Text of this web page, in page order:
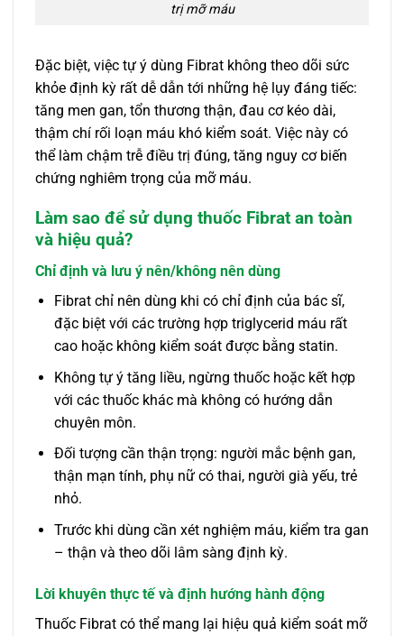
trị mỡ máu
Đặc biệt, việc tự ý dùng Fibrat không theo dõi sức
khỏe định kỳ rất dễ dẫn tới những hệ lụy đáng tiếc:
tăng men gan, tổn thương thận, đau cơ kéo dài,
thậm chí rối loạn máu khó kiểm soát. Việc này có
thể làm chậm trễ điều trị đúng, tăng nguy cơ biến
chứng nghiêm trọng của mỡ máu.
Làm sao để sử dụng thuốc Fibrat an toàn
và hiệu quả?
Chỉ định và lưu ý nên/không nên dùng
Fibrat chỉ nên dùng khi có chỉ định của bác sĩ,
đặc biệt với các trường hợp triglycerid máu rất
cao hoặc không kiểm soát được bằng statin.
Không tự ý tăng liều, ngừng thuốc hoặc kết hợp
với các thuốc khác mà không có hướng dẫn
chuyên môn.
Đối tượng cần thận trọng: người mắc bệnh gan,
thận mạn tính, phụ nữ có thai, người già yếu, trẻ
nhỏ.
Trước khi dùng cần xét nghiệm máu, kiểm tra gan
– thận và theo dõi lâm sàng định kỳ.
Lời khuyên thực tế và định hướng hành động
Thuốc Fibrat có thể mang lại hiệu quả kiểm soát mỡ